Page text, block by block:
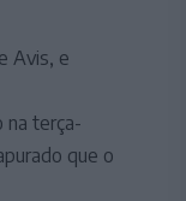
Avis, e
na terça-
que o